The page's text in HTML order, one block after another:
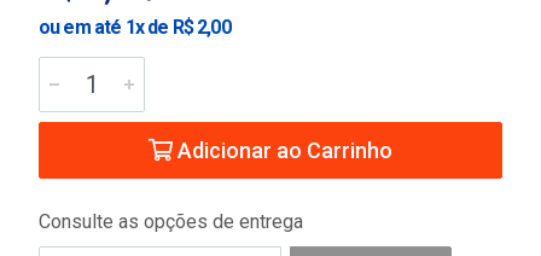
ou em até 1x de R$ 2,00
Adicionar ao Carrinho
Consulte as opções de entrega